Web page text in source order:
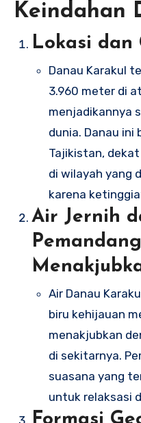
Keindahan
Lokasi dan
Danau Karakul
3.960 meter di
menjadikannya
dunia. Danau ini
Tajikistan,
di wilayah yang
karena
Air Jernih
Air Danau
biru kehijauan
menakjubkan
di sekitarnya.
suasana yang
untuk relaksasi